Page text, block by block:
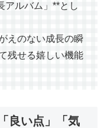
アルバム」**とし
えのない成長の瞬
残せる嬉しい機能
良い点」「気